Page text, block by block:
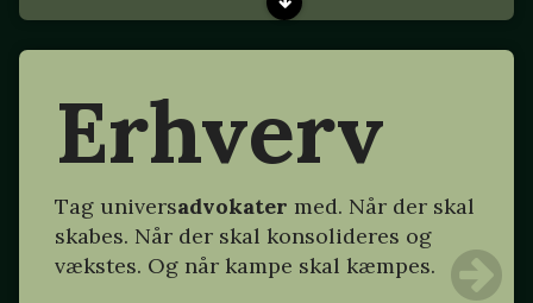
Erhverv
Tag universadvokater med. Når der skal
skabes. Når der skal konsolideres og
vækstes. Og når kampe skal kæmpes.